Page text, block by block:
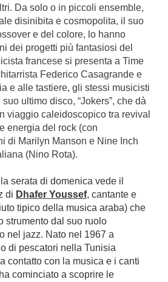
Da solo o in piccoli ensemble,
disinibita e cosmopolita, il suo
e del colore, lo hanno
dei progetti più fantasiosi del
francese si presenta a Time
Federico Casagrande e
e alle tastiere, gli stessi musicisti
ultimo disco, “Jokers”, che dà
viaggio caleidoscopico tra revival
energia del rock (con
di Marilyn Manson e Nine Inch
(Nino Rota).
serata di domenica vede il
di Dhafer Youssef, cantante e
tipico della musica araba) che
strumento dal suo ruolo
nel jazz. Nato nel 1967 a
di pescatori nella Tunisia
contatto con la musica e i canti
cominciato a scoprire le